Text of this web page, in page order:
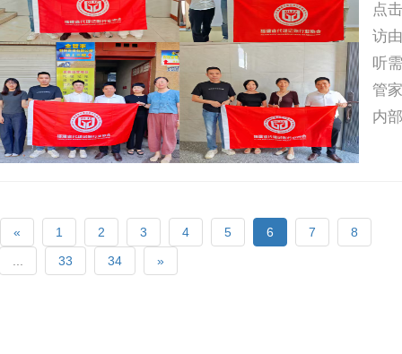
点
访
听
管
内
« 1 2 3 4 5 6 7
8
33 34 »